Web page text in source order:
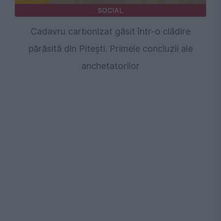
SOCIAL
Cadavru carbonizat găsit într-o clădire
părăsită din Pitești. Primele concluzii ale
anchetatorilor